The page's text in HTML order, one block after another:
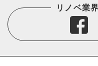
リノベ業